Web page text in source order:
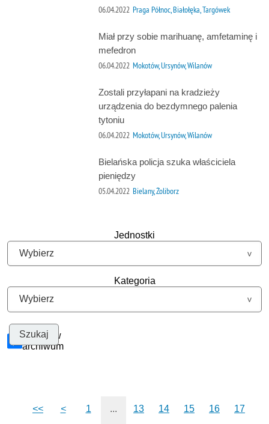
06.04.2022 Praga Północ, Białołęka, Targówek
Miał przy sobie marihuanę, amfetaminę i
mefedron
06.04.2022 Mokotów, Ursynów, Wilanów
Zostali przyłapani na kradzieży
urządzenia do bezdymnego palenia
tytoniu
06.04.2022 Mokotów, Ursynów, Wilanów
Bielańska policja szuka właściciela
pieniędzy
05.04.2022 Bielany, Żoliborz
Jednostki
Kategoria
Szukaj w
archiwum
<< < 1 ... 13 14 15 16 17